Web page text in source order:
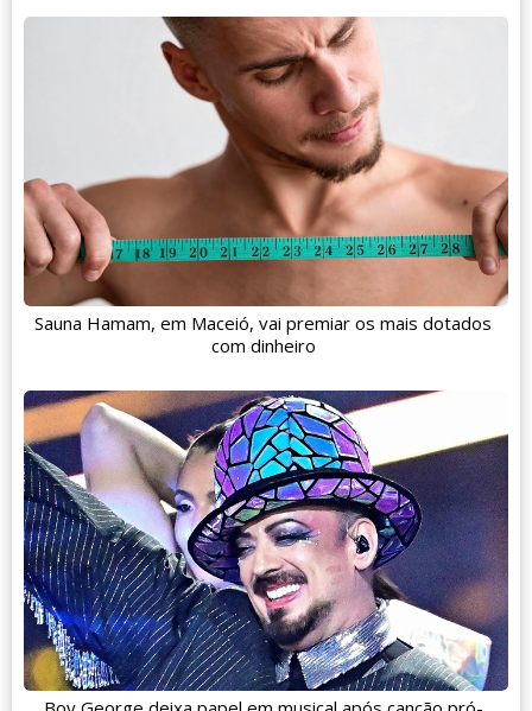
Sauna Hamam, em Maceió, vai premiar os mais dotados
com dinheiro